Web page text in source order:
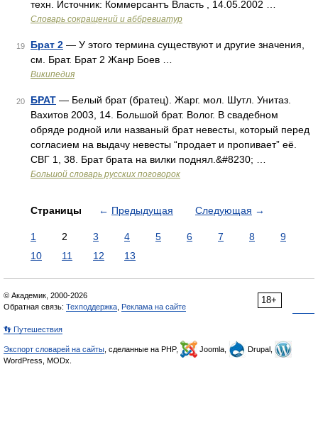
техн. Источник: Коммерсантъ Власть , 14.05.2002 …
Словарь сокращений и аббревиатур
19 Брат 2 — У этого термина существуют и другие значения,
см. Брат. Брат 2 Жанр Боев …
Википедия
20 БРАТ — Белый брат (братец). Жарг. мол. Шутл. Унитаз.
Вахитов 2003, 14. Большой брат. Волог. В свадебном
обряде родной или названый брат невесты, который перед
согласием на выдачу невесты “продает и пропивает” её.
СВГ 1, 38. Брат брата на вилки поднял.&#8230; …
Большой словарь русских поговорок
Страницы ← Предыдущая Следующая →
1 2 3 4 5 6 7 8
9
10
11 12 13
18+
© Академик, 2000-2026
Обратная связь: Техподдержка Реклама на сайте
👣 Путешествия
Экспорт словарей на сайты , сделанные на PHP, Joomla,
Drupal,
WordPress, MODx.